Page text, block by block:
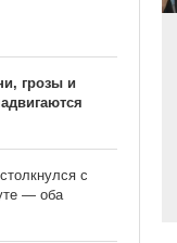
грозы и
с
— оба